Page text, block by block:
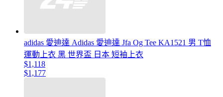
adidas 愛迪達 Adidas 愛迪達 Jfa Og Tee KA1521 男 T恤
運動上衣 黑 世界盃 日本 短袖上衣
$1,118
$1,177